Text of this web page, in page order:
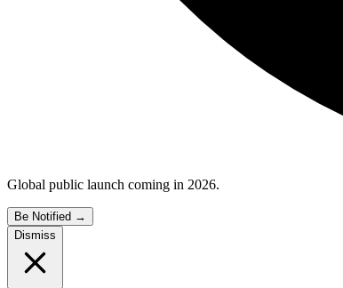
Global public launch coming in 2026.
Be Notified →
Dismiss